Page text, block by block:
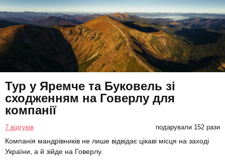
Тур у Яремче та Буковель зі
сходженням на Говерлу для
компанії
7 відгуків подарували 152 рази
Компанія мандрівників не лише відвідає цікаві місця на заході
України, а й зійде на Говерлу.